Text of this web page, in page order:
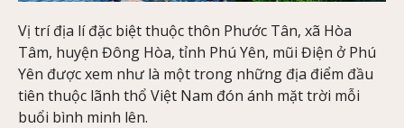
Vị trí địa lí đặc biệt thuộc thôn Phước Tân, xã Hòa
Tâm, huyện Đông Hòa, tỉnh Phú Yên, mũi Điện ở Phú
Yên được xem như là một trong những địa điểm đầu
tiên thuộc lãnh thổ Việt Nam đón ánh mặt trời mỗi
buổi bình minh lên.